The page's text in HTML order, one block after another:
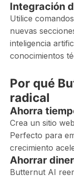
Integración
Utilice
nuevas
inteligencia
conocimientos
Por qué
radical
Ahorra
Crea un sitio
Perfecto para
crecimiento
Ahorrar
Butternut AI